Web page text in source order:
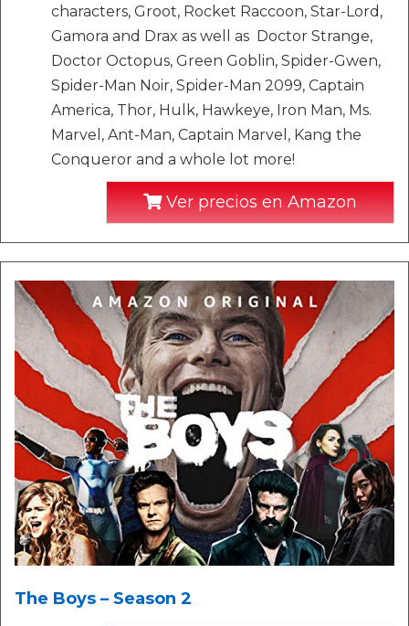
characters, Groot, Rocket Raccoon, Star-Lord,
Gamora and Drax as well as Doctor Strange,
Doctor Octopus, Green Goblin, Spider-Gwen,
Spider-Man Noir, Spider-Man 2099, Captain
America, Thor, Hulk, Hawkeye, Iron Man, Ms.
Marvel, Ant-Man, Captain Marvel, Kang the
Conqueror and a whole lot more!
Ver precios en Amazon
The Boys – Season 2